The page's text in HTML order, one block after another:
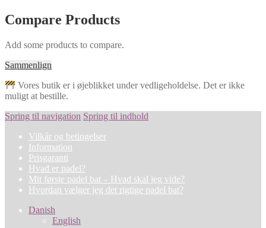
Compare Products
Add some products to compare.
Sammenlign
Vores butik er i øjeblikket under vedligeholdelse. Det er ikke
muligt at bestille.
Spring til navigation Spring til indhold
Vilkår og betingelser
Information
Prisgaranti
Hvad er padel?
Mit første padel bat – Hvad skal jeg vide?
Hvordan vælger jeg det rigtige padel bat?
Danish
English